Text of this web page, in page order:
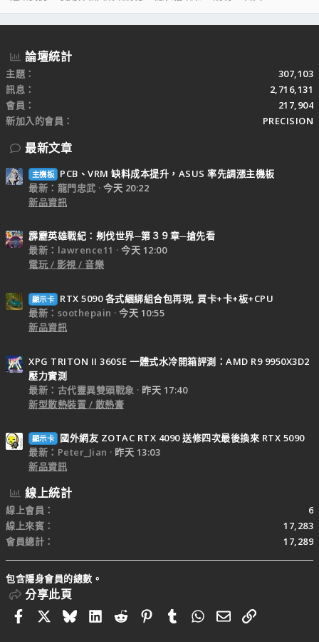
S
論壇統計
主題
307,103
訊息
2,716,131
會員
217,904
新加入的會員
PRECISION
最新文章
主機板
PCB、VRM 缺料成本提升，ASUS 率先調漲主機板
最新：龍門忠武
今天 20:22
新品資訊
霹靂英雄戰紀：刜伐世界─第３９章─搶先看
最新：lawrence11
今天 12:00
電玩 / 影視 / 音樂
顯示卡
RTX 5090 各式綑綁組合包再現, 買卡+卡+板+CPU
最新：soothepain
今天 10:55
新品資訊
XPG TRITON II 360SE 一體式水冷開箱評測：AMD R9 9950X3D2
壓力實測
最新：古代靈異雙頭戰象
昨天 17:40
新型散熱裝置 / 散熱膏
顯示卡
國外網友 ZOTAC RTX 4090 送修四次最後換來 RTX 5090
最新：Peter_Jian
昨天 13:03
新品資訊
線上統計
線上會員
6
線上來賓
17,283
會員總計
17,289
包含隱身會員的總數。
分享此頁
FacebookBlueskyLinkedIn
RedditPinterestTumblrWhatsApp
電子郵件
連結